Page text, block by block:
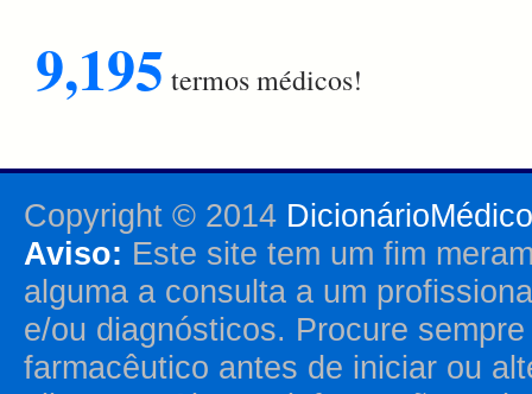
9,195 termos médicos!
Copyright © 2014
Aviso: Este site tem um fim
alguma a consulta a um
e/ou diagnósticos. Procure
farmacêutico antes de iniciar ou